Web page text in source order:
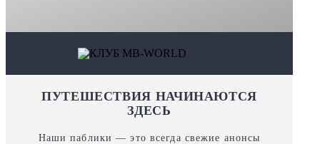
ПУТЕШЕСТВИЯ НАЧИНАЮТСЯ
ЗДЕСЬ
Наши паблики — это всегда свежие анонсы